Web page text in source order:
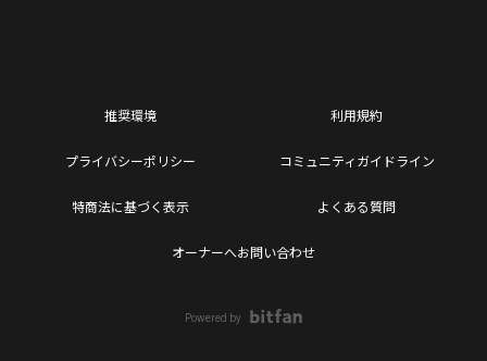
推奨環境 利用規約
プライバシーポリシー コミュニティガイドライン
特商法に基づく表示 よくある質問
オーナーへお問い合わせ
Powered by